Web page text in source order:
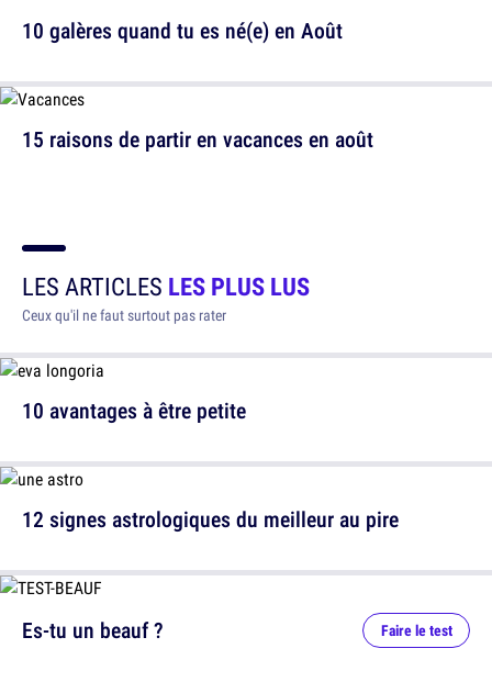
10 galères quand tu es né(e) en Août
15 raisons de partir en vacances en août
LES ARTICLES LES PLUS LUS
Ceux qu'il ne faut surtout pas rater
10 avantages à être petite
12 signes astrologiques du meilleur au pire
Es-tu un beauf ? Faire le test